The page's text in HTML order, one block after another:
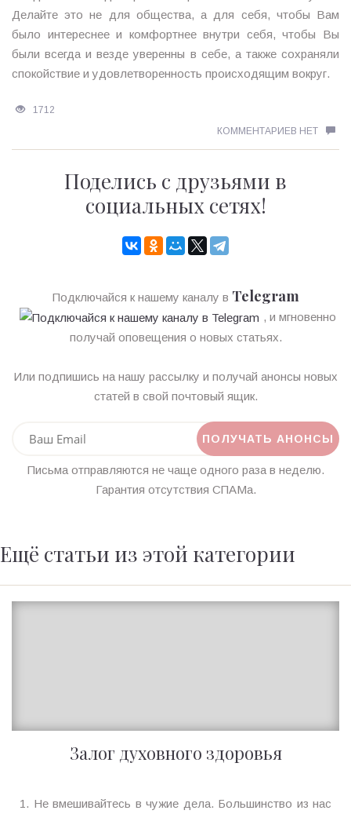
Делайте это не для общества, а для себя, чтобы Вам
было интереснее и комфортнее внутри себя, чтобы Вы
были всегда и везде уверенны в себе, а также сохраняли
спокойствие и удовлетворенность происходящим вокруг.
1712
КОММЕНТАРИЕВ НЕТ
Поделись с друзьями в
социальных сетях!
Подключайся к нашему каналу в Telegram
, и мгновенно
получай оповещения о новых статьях.
Или подпишись на нашу рассылку и получай анонсы новых
статей в свой почтовый ящик.
Письма отправляются не чаще одного раза в неделю.
Гарантия отсутствия СПАМа.
Ещё статьи из этой категории
Залог духовного здоровья
Ирина
1. Не вмешивайтесь в чужие дела. Большинство из нас